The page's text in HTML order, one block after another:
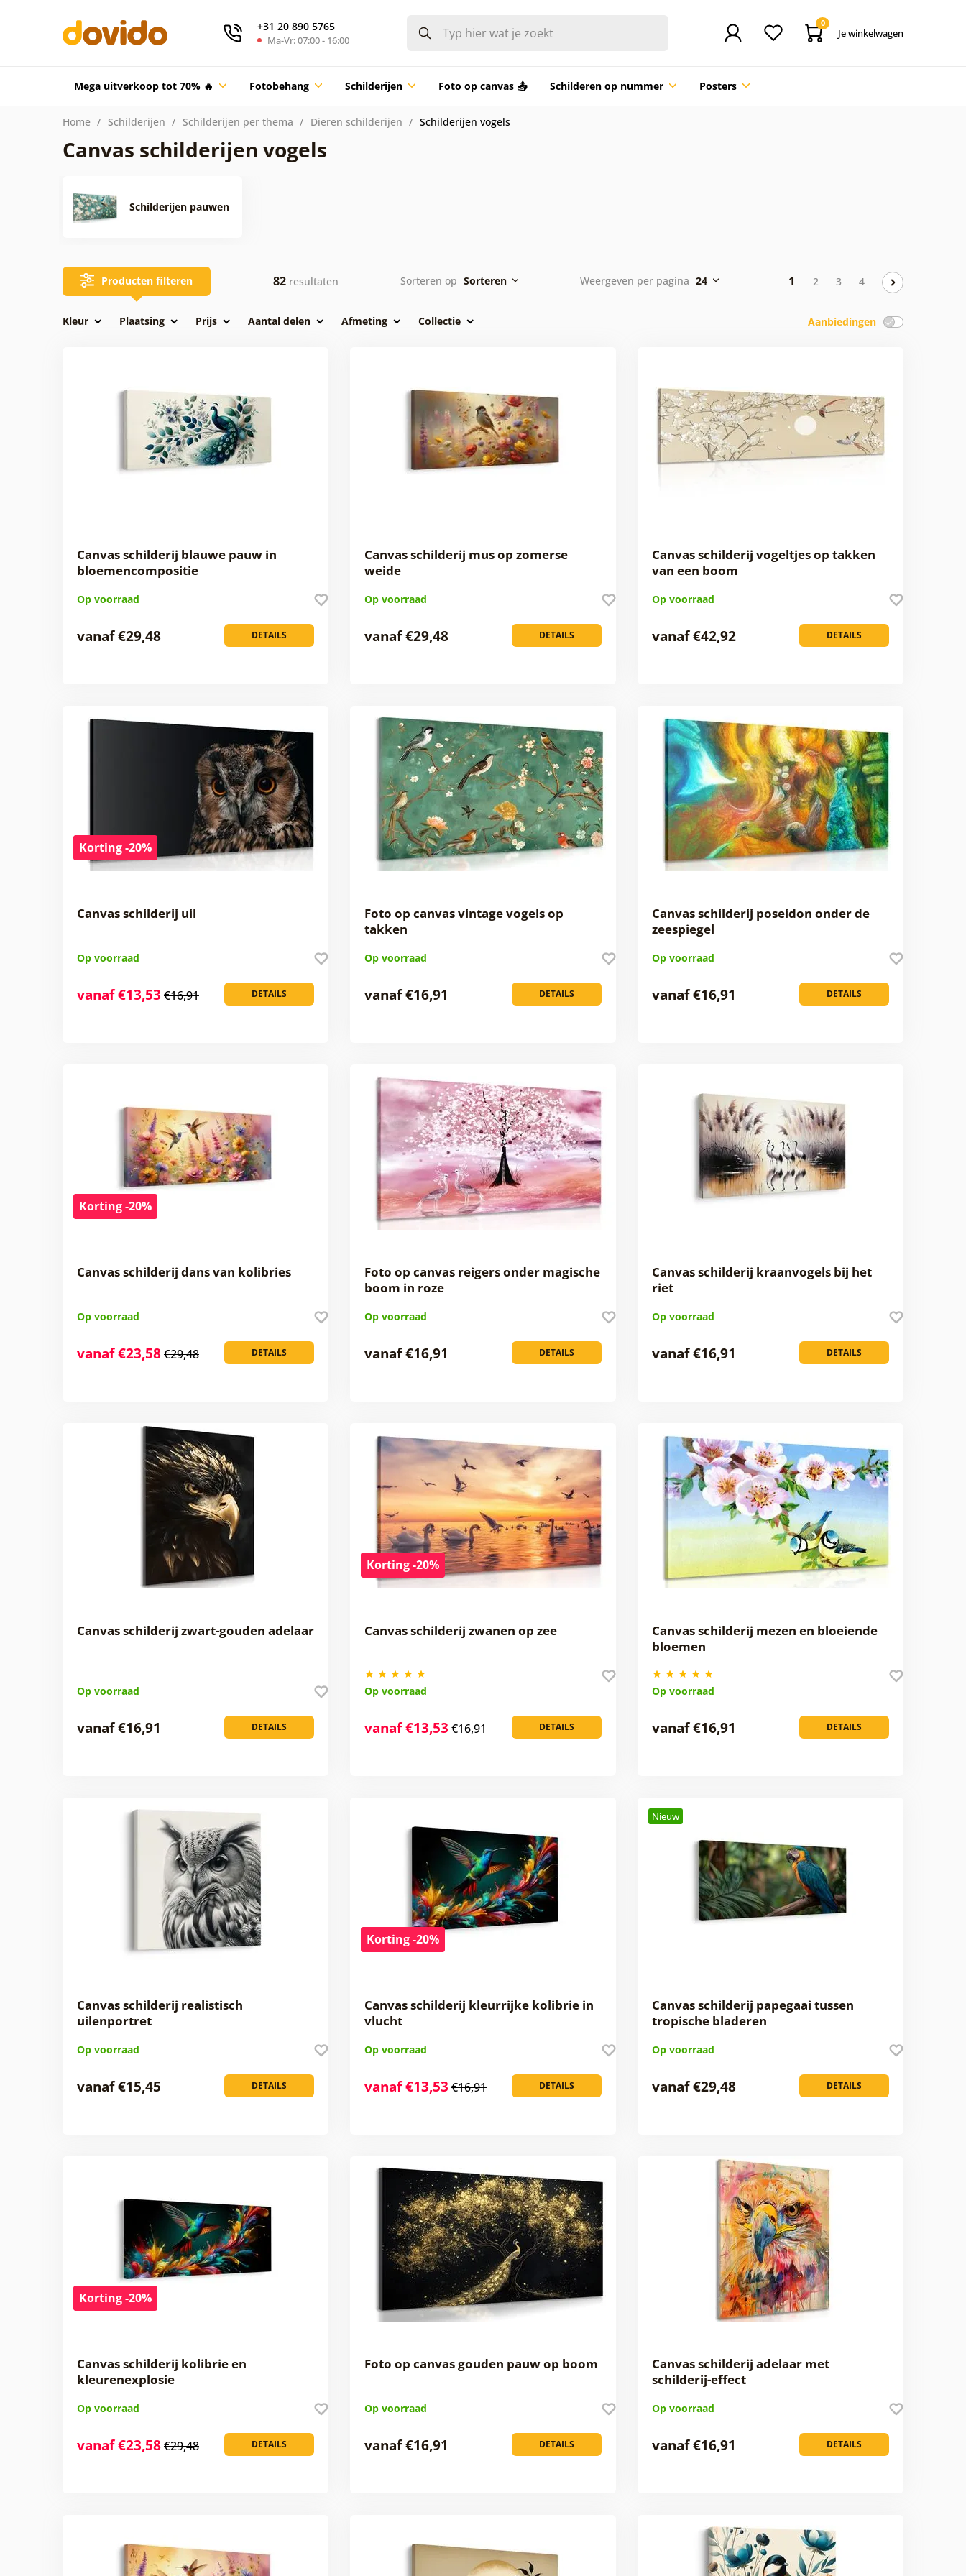
+31 20 890 5765
Ma-Vr: 07:00 - 16:00
0
Je winkelwagen
Mega uitverkoop tot 70% 🔥 Fotobehang Schilderijen Foto op canvas 📤 Schilderen op nummer Posters
Home Schilderijen Schilderijen per thema Dieren schilderijen Schilderijen vogels
Canvas schilderijen vogels
Schilderijen pauwen
Producten filteren 82resultaten Sorteren op Sorteren Weergeven per pagina 24 1 2 3 4
Aanbiedingen
Kleur Plaatsing Prijs Aantal delen Afmeting Collectie
Canvas schilderij blauwe pauw in
bloemencompositie
Op voorraad
DETAILS
vanaf €29,48
Canvas schilderij mus op zomerse
weide
Op voorraad
DETAILS
vanaf €29,48
Canvas schilderij vogeltjes op takken
van een boom
Op voorraad
DETAILS
vanaf €42,92
Korting -20%
Canvas schilderij uil
Op voorraad
DETAILS
vanaf €13,53 €16,91
Foto op canvas vintage vogels op
takken
Op voorraad
DETAILS
vanaf €16,91
Canvas schilderij poseidon onder de
zeespiegel
Op voorraad
DETAILS
vanaf €16,91
Korting -20%
Canvas schilderij dans van kolibries
Op voorraad
DETAILS
vanaf €23,58€29,48
Foto op canvas reigers onder magische
boom in roze
Op voorraad
DETAILS
vanaf €16,91
Canvas schilderij kraanvogels bij het
riet
Op voorraad
DETAILS
vanaf €16,91
Canvas schilderij zwart-gouden adelaar
Op voorraad
DETAILS
vanaf €16,91
Korting -20%
Canvas schilderij zwanen op zee
Op voorraad
DETAILS
vanaf €13,53 €16,91
Canvas schilderij mezen en bloeiende
bloemen
Op voorraad
DETAILS
vanaf €16,91
Canvas schilderij realistisch
uilenportret
Op voorraad
DETAILS
vanaf €15,45
Korting -20%
Canvas schilderij kleurrijke kolibrie in
vlucht
Op voorraad
DETAILS
vanaf €13,53 €16,91
Nieuw
Canvas schilderij papegaai tussen
tropische bladeren
Op voorraad
DETAILS
vanaf €29,48
Korting -20%
Canvas schilderij kolibrie en
kleurenexplosie
Op voorraad
DETAILS
vanaf €23,58€29,48
Foto op canvas gouden pauw op boom
Op voorraad
DETAILS
vanaf €16,91
Canvas schilderij adelaar met
schilderij-effect
Op voorraad
DETAILS
vanaf €16,91